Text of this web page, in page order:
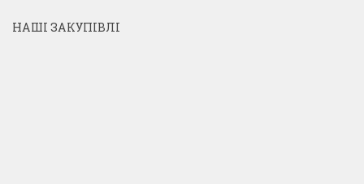
НАШІ ЗАКУПІВЛІ